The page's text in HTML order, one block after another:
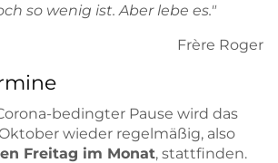
so wenig ist. Aber lebe es."
Frère Roger
bedingter Pause wird das
wieder regelmäßig, also
Freitag im Monat, stattfinden.